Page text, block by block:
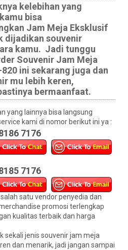
kelebihan yang
bisa
Jam Meja Eksklusif
dijadikan souvenir
kamu. Jadi tunggu
Souvenir Jam Meja
ini sekarang juga dan
mu lebih keren,
bermaanfaat.
yang lainnya bisa langsung
kami di nomor berikut ini ya :
7176
7176
satu vendor penyedia dan
promosi terlengkap
kualitas terbaik dan harga
sekali jenis souvenir jam meja
dan menarik, jadi jangan sampai